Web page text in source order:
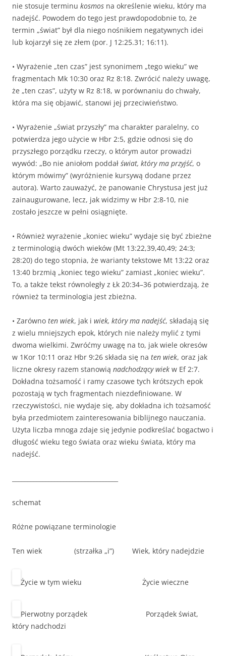
nie stosuje terminu kosmos na określenie wieku, który ma
nadejść. Powodem do tego jest prawdopodobnie to, że
termin „świat” był dla niego nośnikiem negatywnych idei
lub kojarzył się ze złem (por. J 12:25.31; 16:11).
• Wyrażenie „ten czas” jest synonimem „tego wieku” we
fragmentach Mk 10:30 oraz Rz 8:18. Zwrócić należy uwagę,
że „ten czas”, użyty w Rz 8:18, w porównaniu do chwały,
która ma się objawić, stanowi jej przeciwieństwo.
• Wyrażenie „świat przyszły” ma charakter paralelny, co
potwierdza jego użycie w Hbr 2:5, gdzie odnosi się do
przyszłego porządku rzeczy, o którym autor prowadzi
wywód: „Bo nie aniołom poddał świat, który ma przyjść, o
którym mówimy” (wyróżnienie kursywą dodane przez
autora). Warto zauważyć, że panowanie Chrystusa jest już
zainaugurowane, lecz, jak widzimy w Hbr 2:8-10, nie
zostało jeszcze w pełni osiągnięte.
• Również wyrażenie „koniec wieku” wydaje się być zbieżne
z terminologią dwóch wieków (Mt 13:22,39,40,49; 24:3;
28:20) do tego stopnia, że warianty tekstowe Mt 13:22 oraz
13:40 brzmią „koniec tego wieku” zamiast „koniec wieku”.
To, a także tekst równoległy z Łk 20:34–36 potwierdzają, że
również ta terminologia jest zbieżna.
• Zarówno ten wiek, jak i wiek, który ma nadejść, składają się
z wielu mniejszych epok, których nie należy mylić z tymi
dwoma wielkimi. Zwróćmy uwagę na to, jak wiele okresów
w 1Kor 10:11 oraz Hbr 9:26 składa się na ten wiek, oraz jak
liczne okresy razem stanowią nadchodzący wiek w Ef 2:7.
Dokładna tożsamość i ramy czasowe tych krótszych epok
pozostają w tych fragmentach niezdefiniowane. W
rzeczywistości, nie wydaje się, aby dokładna ich tożsamość
była przedmiotem zainteresowania biblijnego nauczania.
Użyta liczba mnoga zdaje się jedynie podkreślać bogactwo i
długość wieku tego świata oraz wieku świata, który ma
nadejść.
schemat
Różne powiązane terminologie
Ten wiek (strzałka „i”) Wiek, który nadejdzie
Życie w tym wieku Życie wieczne
Pierwotny porządek Porządek świat,
który nadchodzi